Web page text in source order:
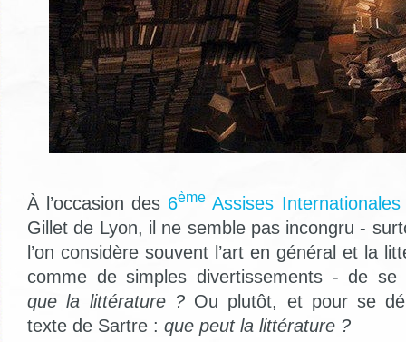
À l’occasion des 6ème Assises
Gillet de Lyon, il ne semble pas incongru -
l’on considère souvent l’art en général et la
comme de simples divertissements - de
que la littérature ?Ou plutôt, et pour se
texte de Sartre : que peut la littérature ?